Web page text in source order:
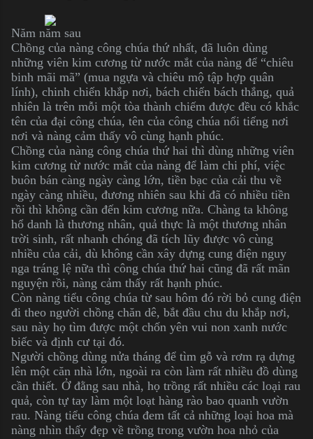
Năm năm sau
Chồng của nàng công chúa thứ nhất, đã luôn dùng
những viên kim cương từ nước mắt của nàng để “chiêu
binh mãi mã” (mua ngựa và chiêu mộ tập hợp quân
lính), chinh chiến khắp nơi, bách chiến bách thắng, quả
nhiên là trên mỗi một tòa thành chiếm được đều có khắc
tên của đại công chúa, tên của công chúa nổi tiếng nơi
nơi và nàng cảm thấy vô cùng hạnh phúc.
Chồng của nàng công chúa thứ hai thì dùng những viên
kim cương từ nước mắt của nàng để làm chi phí, việc
buôn bán càng ngày càng lớn, tiền bạc của cải thu về
ngày càng nhiều, đương nhiên sau khi đã có nhiều tiền
rồi thì không cần đến kim cương nữa. Chàng ta không
hổ danh là thương nhân, quả thực là một thương nhân
trời sinh, rất nhanh chóng đã tích lũy được vô cùng
nhiều của cải, dù không cần xây dựng cung điện nguy
nga tráng lệ nữa thì công chúa thứ hai cũng đã rất mãn
nguyện rồi, nàng cảm thấy rất hạnh phúc.
Còn nàng tiểu công chúa từ sau hôm đó rời bỏ cung điện
đi theo người chồng chăn dê, bắt đầu chu du khắp nơi,
sau này họ tìm được một chốn yên vui non xanh nước
biếc và định cư tại đó.
Người chồng dùng nửa tháng để tìm gỗ và rơm rạ dựng
lên một căn nhà lớn, ngoài ra còn làm rất nhiều đồ dùng
cần thiết. Ở đằng sau nhà, họ trồng rất nhiều các loại rau
quả, còn tự tay làm một loạt hàng rào bao quanh vườn
rau. Nàng tiểu công chúa đem tất cả những loại hoa mà
nàng nhìn thấy đẹp về trồng trong vườn hoa nhỏ của